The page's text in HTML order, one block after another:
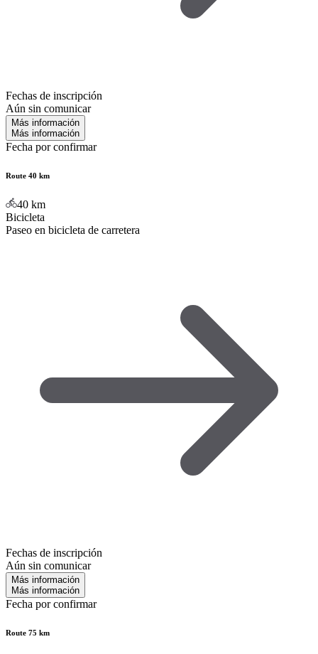
Fechas de inscripción
Aún sin comunicar
Más información
Más información
Fecha por confirmar
Route 40 km
40 km
Bicicleta
Paseo en bicicleta de carretera
Fechas de inscripción
Aún sin comunicar
Más información
Más información
Fecha por confirmar
Route 75 km